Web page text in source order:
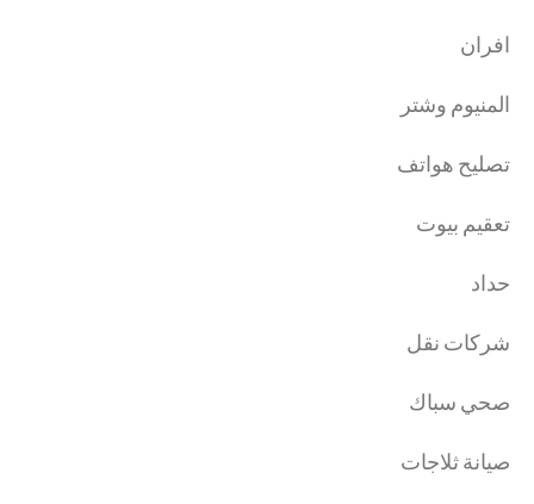
افران
المنيوم وشتر
تصليح هواتف
تعقيم بيوت
حداد
شركات نقل
صحي سباك
صيانة ثلاجات